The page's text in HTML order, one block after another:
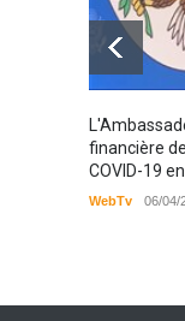
financière
COVID-19
WebTv 06/04/